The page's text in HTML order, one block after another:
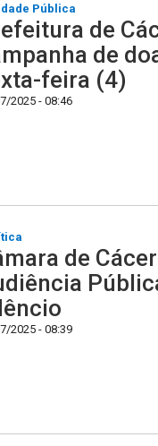
Pública
de
de
feira (4)
2025 - 08:46
de
2025 - 08:39